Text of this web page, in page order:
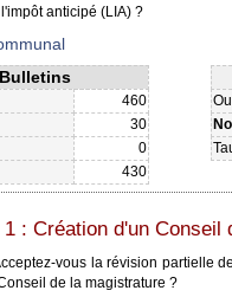
anticipé (LIA) ?
Bulletins
460
30
0
430
: Création d'un Conseil
vous la révision partielle
de la magistrature ?